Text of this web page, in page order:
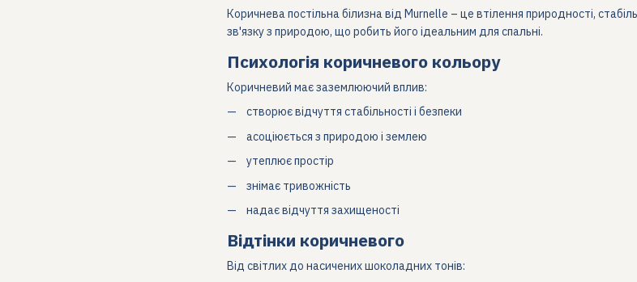
Коричнева постільна білизна від Murnelle – це втілення природності,
зв'язку з природою, що робить його ідеальним для спальні.
Психологія коричневого кольору
Коричневий має заземлюючий вплив:
створює відчуття стабільності і безпеки
асоціюється з природою і землею
утеплює простір
знімає тривожність
надає відчуття захищеності
Відтінки коричневого
Від світлих до насичених шоколадних тонів: